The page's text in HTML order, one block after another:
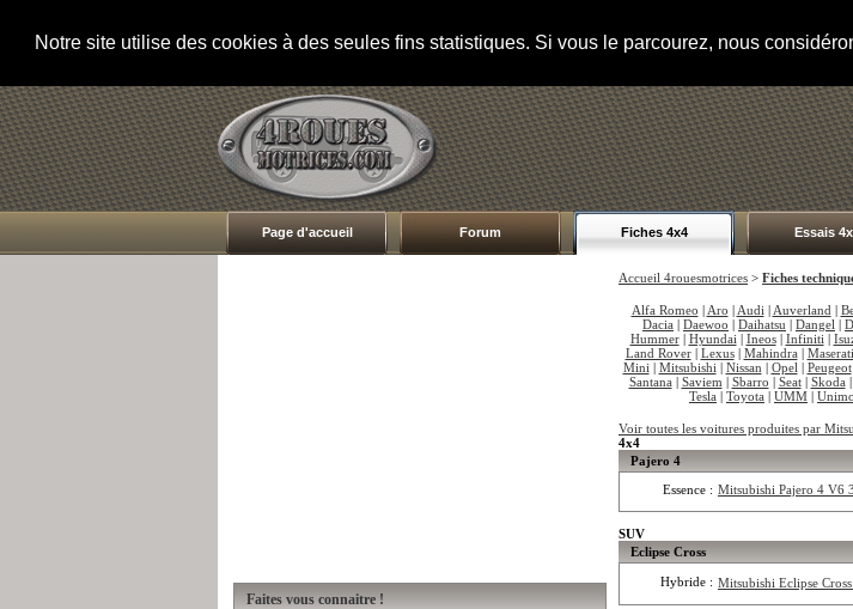
Notre site utilise des cookies à des seules fins statistiques. Si vous le parcourez, nous
Page d'accueil Forum Fiches 4x4 Essais
Faites vous connaitre !
Accueil 4rouesmotrices > Fiches
Alfa Romeo | Aro | Audi | Auverland |
Dacia | Daewoo | Daihatsu | Dangel |
Hummer| Hyundai | Ineos| Infiniti |
Land Rover| Lexus| Mahindra | Maserati
Mini | Mitsubishi | Nissan | Opel | Peugeot
Santana | Saviem | Sbarro | Seat| Skoda |
Tesla | Toyota | UMM |
Voir toutes les voitures produites par
4x4
Pajero 4
Essence : Mitsubishi Pajero 4 V6
SUV
Eclipse Cross
Hybride : Mitsubishi Eclipse